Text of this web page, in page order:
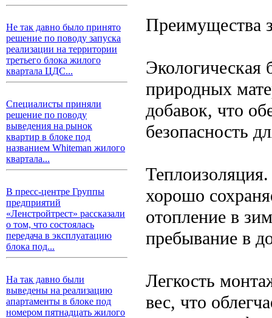
Не так давно было принято
решение по поводу запуска
реализации на территории
третьего блока жилого
квартала ЦДС...
Специалисты приняли
решение по поводу
выведения на рынок
квартир в блоке под
названием Whiteman жилого
квартала...
В пресс-центре Группы
предприятий
«Ленстройтрест» рассказали
о том, что состоялась
передача в эксплуатацию
блока под...
На так давно были
выведены на реализацию
апартаменты в блоке под
номером пятнадцать жилого
Преимущества
Экологическая
природных
добавок, что
безопасность
хорошо
отопление в
пребывание в
Легкость
вес, что